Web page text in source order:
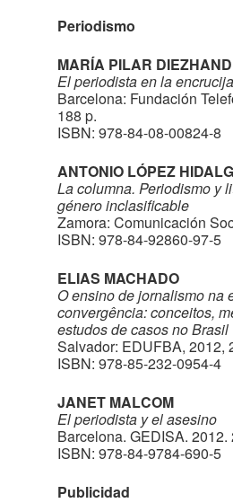
Periodismo
MARÍA PILAR
El periodista en la
Barcelona: Fundación
188 p.
ISBN: 978-84-08-00824-8
ANTONIO LÓPEZ
La columna. Periodismo y
género inclasificable
Zamora: Comunicación
ISBN: 978-84-92860-97-5
ELIAS MACHADO
O ensino de jornalismo na
convergência: conceitos,
estudos de casos no Brasil
Salvador: EDUFBA, 2012,
ISBN: 978-85-232-0954-4
JANET MALCOM
El periodista y el asesino
Barcelona. GEDISA. 2012.
ISBN: 978-84-9784-690-5
Publicidad